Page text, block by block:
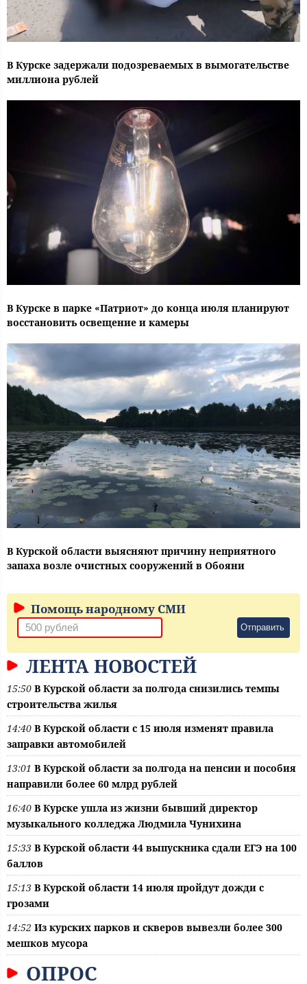
В Курске задержали подозреваемых в вымогательстве
миллиона рублей
В Курске в парке «Патриот» до конца июля планируют
восстановить освещение и камеры
В Курской области выясняют причину неприятного
запаха возле очистных сооружений в Обояни
Помощь народному СМИ
Отправить
ЛЕНТА НОВОСТЕЙ
15:50 В Курской области за полгода снизились темпы
строительства жилья
14:40 В Курской области с 15 июля изменят правила
заправки автомобилей
13:01 В Курской области за полгода на пенсии и пособия
направили более 60 млрд рублей
16:40 В Курске ушла из жизни бывший директор
музыкального колледжа Людмила Чунихина
15:33 В Курской области 44 выпускника сдали ЕГЭ на 100
баллов
15:13 В Курской области 14 июля пройдут дожди с
грозами
14:52 Из курских парков и скверов вывезли более 300
мешков мусора
ОПРОС